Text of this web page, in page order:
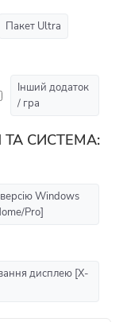
Пакет Ultra
Інший додаток
/ гра
СИСТЕМА:
Windows
Pro]
дисплею [X-